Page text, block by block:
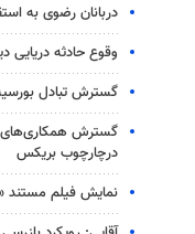
دربانان رضوی به
وقوع حادثه دریایی
گسترش تبادل
گسترش همکاری‌های
درچارچوب بریکس
نمایش فیلم مستند